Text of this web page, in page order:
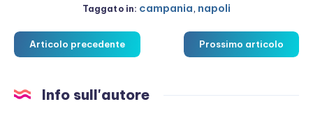
Taggato in: campania, napoli
Articolo precedente Prossimo articolo
Info sull'autore